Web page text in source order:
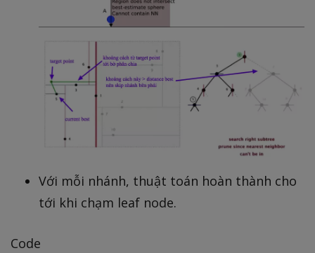
Với mỗi nhánh, thuật toán hoàn thành cho
tới khi chạm leaf node.
Code